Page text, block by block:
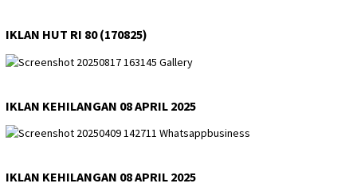
IKLAN HUT RI 80 (170825)
IKLAN KEHILANGAN 08 APRIL 2025
IKLAN KEHILANGAN 08 APRIL 2025